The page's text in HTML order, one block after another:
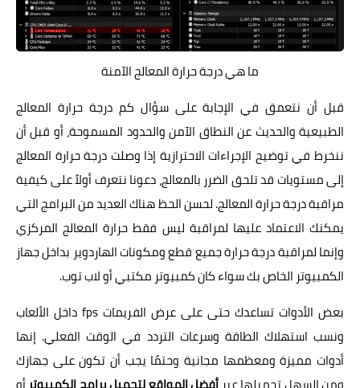
ما هي درجة حرارة المعالج الآمنة
قبل أن نتعمق في الإجابة على سؤال كم درجة حرارة المعالج
الطبيعية والحديث عن النطاق الآمن والحدود المسموحة، أو قبل أن
ننخرط في توضيح الإجراءات الاحترازية إذا وصلت درجة حرارة المعالج
إلى مستويات قد تلحق الضرر بالمعالج، دعونا نتعرف أولاً على كيفية
مراقبة درجة حرارة المعالج. لحسن الحظ هناك العديد من البرامج التي
يمكنك الاعتماد عليها لمراقبة ليس فقط حرارة المعالج المركزي
وإنما لمراقبة درجة حرارة جميع قطع ومكونات الهاردوير بداخل جهاز
الكمبيوتر الخاص بك سواء كان كمبيوتر مكتبي أو لاب توب.
بعض الأدوات تساعدك حتى على عرض الفريمات fps داخل الألعاب
ونسب استهلاك الطاقة وسرعات التردد في الوقت الفعلي. إنها
أدوات مميزة ومعظمها مجانية وحتمًا يجب أن تكون على جهازك